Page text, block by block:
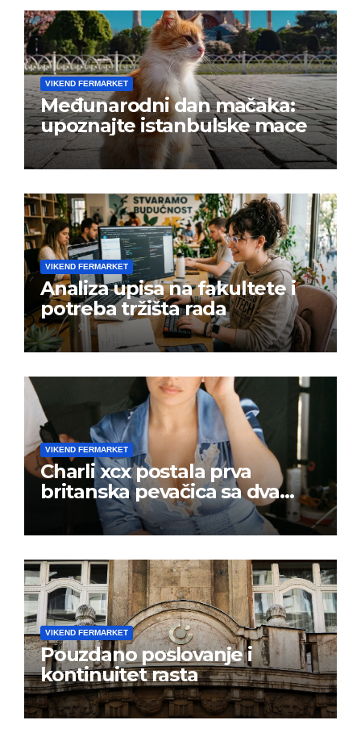
VIKEND FERMARKET
Međunarodni dan mačaka:
upoznajte istanbulske mace
VIKEND FERMARKET
Analiza upisa na fakultete i
potreba tržišta rada
VIKEND FERMARKET
Charli xcx postala prva
britanska pevačica sa dva
albuma na prvom mestu u
istoj kalendarskoj godini
VIKEND FERMARKET
Pouzdano poslovanje i
kontinuitet rasta